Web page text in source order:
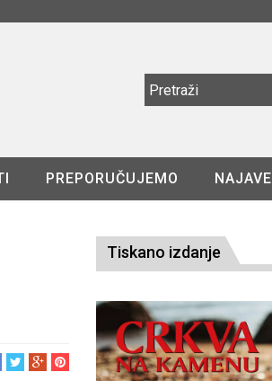
PREPORUČUJEMO NAJAVE
Tiskano izdanje